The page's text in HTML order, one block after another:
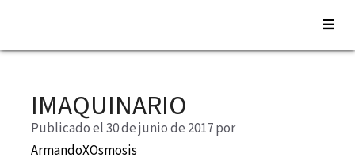
Saltar
contenidoIMAQUINARIO
Publicado el 30 de junio de 2017por
ArmandoXOsmosis